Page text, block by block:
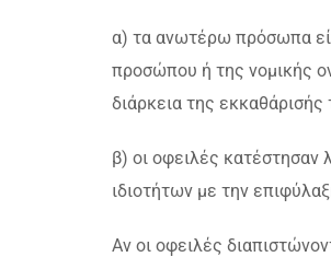
α) τα ανωτέρω πρόσωπα
προσώπου ή της νομικής
διάρκεια της εκκαθάρισής
β) οι οφειλές κατέστησαν
ιδιοτήτων με την
Αν οι οφειλές